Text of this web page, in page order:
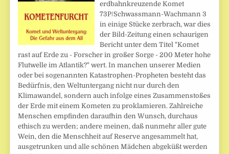
erdbahnkreuzende Komet
73P/Schwassmann-Wachmann 3
in einige Stücke zerbrach, war dies
der Bild-Zeitung einen schaurigen
Bericht unter dem Titel "Komet
rast auf Erde zu - Forscher in großer Sorge - 200 Meter hohe
Flutwelle im Atlantik?" wert. In manchen unserer Medien
oder bei sogenannten Katastrophen-Propheten besteht das
Bedürfnis, den Weltuntergang nicht nur durch den
Klimawandel, sondern auch infolge eines Zusammenstoßes
der Erde mit einem Kometen zu proklamieren. Zahlreiche
Menschen empfinden daraufhin den Wunsch, durchaus
ethisch zu werden; andere meinen, daß nunmehr aller gute
Wein, den die Menschheit auf Reserve angesammelt hat,
ausgetrunken und alle schönen Mädchen abgeküßt werden